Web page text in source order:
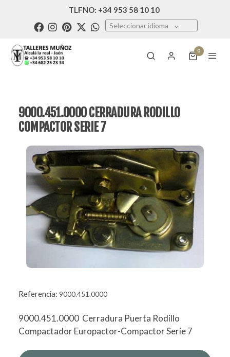
TLFNO: +34 953 58 10 10
Seleccionar idioma
0
9000.451.0000 CERRADURA RODILLO
COMPACTOR SERIE 7
Referencia: 9000.451.0000
9000.451.0000 Cerradura Puerta Rodillo
Compactador Europactor-Compactor Serie 7